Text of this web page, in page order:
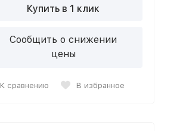
Купить в 1 клик
Сообщить о снижении
цены
К сравнению В избранное